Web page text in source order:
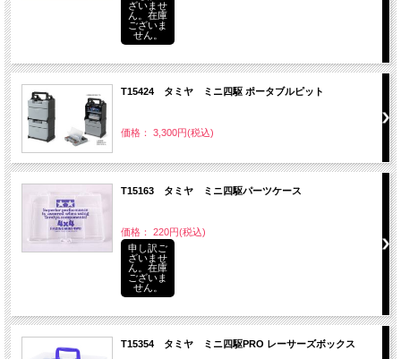
ざいませ
ん。在庫
ございま
せん。
T15424 タミヤ ミニ四駆 ポータブルピット
価格： 3,300円(税込)
T15163 タミヤ ミニ四駆パーツケース
価格： 220円(税込)
申し訳ご
ざいませ
ん。在庫
ございま
せん。
T15354 タミヤ ミニ四駆PRO レーサーズボックス